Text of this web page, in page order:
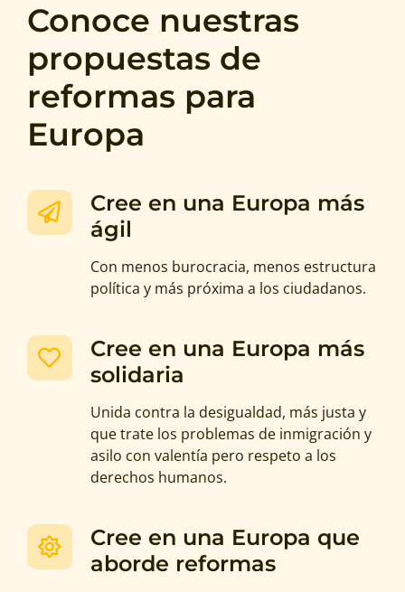
Conoce nuestras
propuestas de
reformas para
Europa
Cree en una Europa más
ágil
Con menos burocracia, menos estructura
política y más próxima a los ciudadanos.
Cree en una Europa más
solidaria
Unida contra la desigualdad, más justa y
que trate los problemas de inmigración y
asilo con valentía pero respeto a los
derechos humanos.
Cree en una Europa que
aborde reformas